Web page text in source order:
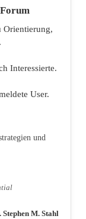
Orientierung,
Interessierte.
User.
und
Stephen M. Stahl